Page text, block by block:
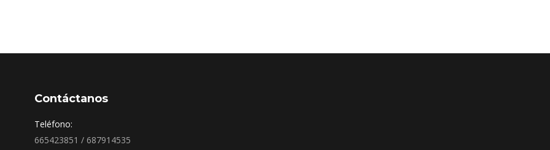
Contáctanos
Teléfono:
665423851 / 687914535